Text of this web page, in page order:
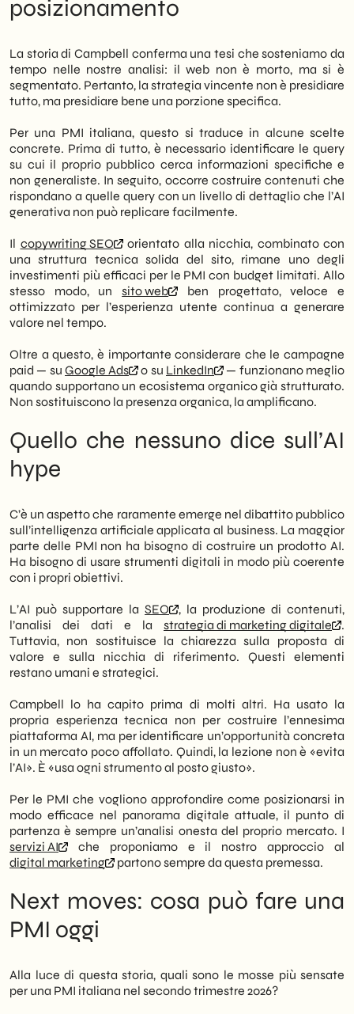
posizionamento
La storia di Campbell conferma una tesi che sosteniamo da
tempo nelle nostre analisi: il web non è morto, ma si è
segmentato. Pertanto, la strategia vincente non è presidiare
tutto, ma presidiare bene una porzione specifica.
Per una PMI italiana, questo si traduce in alcune scelte
concrete. Prima di tutto, è necessario identificare le query
su cui il proprio pubblico cerca informazioni specifiche e
non generaliste. In seguito, occorre costruire contenuti che
rispondano a quelle query con un livello di dettaglio che l’AI
generativa non può replicare facilmente.
Il copywriting SEO
orientato alla nicchia, combinato con
una struttura tecnica solida del sito, rimane uno degli
investimenti più efficaci per le PMI con budget limitati. Allo
stesso modo, unsito web
ben progettato, veloce e
ottimizzato per l’esperienza utente continua a generare
valore nel tempo.
Oltre a questo, è importante considerare che le campagne
paid — su Google Ads o su LinkedIn
— funzionano meglio
quando supportano un ecosistema organico già strutturato.
Non sostituiscono la presenza organica, la amplificano.
Quello che nessuno dice sull’AI
hype
C’è un aspetto che raramente emerge nel dibattito pubblico
sull’intelligenza artificiale applicata al business. La maggior
parte delle PMI non ha bisogno di costruire un prodotto AI.
Ha bisogno di usare strumenti digitali in modo più coerente
con i propri obiettivi.
L’AI può supportare la SEO
, la produzione di contenuti,
l’analisi dei dati e la strategia di marketing digitale
.
Tuttavia, non sostituisce la chiarezza sulla proposta di
valore e sulla nicchia di riferimento. Questi elementi
restano umani e strategici.
Campbell lo ha capito prima di molti altri. Ha usato la
propria esperienza tecnica non per costruire l’ennesima
piattaforma AI, ma per identificare un’opportunità concreta
in un mercato poco affollato. Quindi, la lezione non è «evita
l’AI». È «usa ogni strumento al posto giusto».
Per le PMI che vogliono approfondire come posizionarsi in
modo efficace nel panorama digitale attuale, il punto di
partenza è sempre un’analisi onesta del proprio mercato. I
servizi AI
che proponiamo e il nostro approccio al
digital marketing
partono sempre da questa premessa.
Next moves: cosa può fare una
PMI oggi
Alla luce di questa storia, quali sono le mosse più sensate
per una PMI italiana nel secondo trimestre 2026?